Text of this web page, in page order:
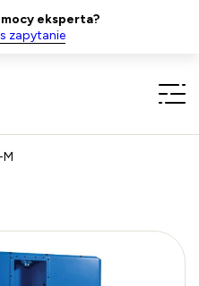
eksperta?
zapytanie
M